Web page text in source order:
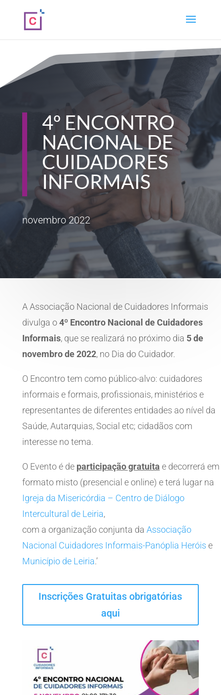
4º ENCONTRO
NACIONAL DE
CUIDADORES
INFORMAIS
novembro 2022
A Associação Nacional de Cuidadores Informais
divulga o4º Encontro Nacional de Cuidadores
Informais, que se realizará no próximo dia 5 de
novembro de 2022, no Dia do Cuidador.
O Encontro tem como público-alvo: cuidadores
informais e formais, profissionais, ministérios e
representantes de diferentes entidades ao nível da
Saúde, Autarquias, Social etc; cidadãos com
interesse no tema.
O Evento é de participação gratuita e decorrerá em
formato misto (presencial e online) e terá lugar na
Igreja da Misericórdia – Centro de Diálogo
Intercultural de Leiria,
com a organização conjunta da Associação
Nacional Cuidadores Informais-Panóplia Heróis e
Município de Leiria.’
Inscrições Gratuitas obrigatórias
aqui